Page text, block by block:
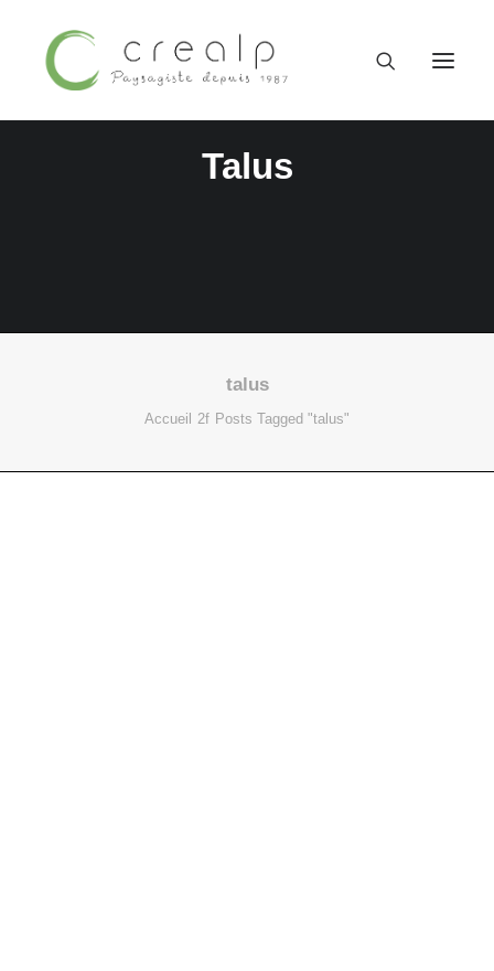
09 52 15 71 62
Talus
talus
Accueil Posts Tagged "talus"